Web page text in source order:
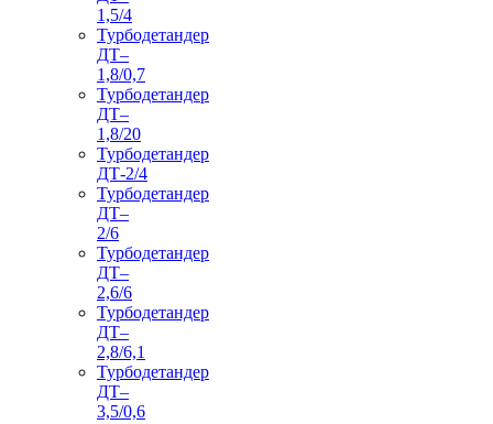
1,5/4
Турбодетандер
ДТ–
1,8/0,7
Турбодетандер
ДТ–
1,8/20
Турбодетандер
ДТ-2/4
Турбодетандер
ДТ–
2/6
Турбодетандер
ДТ–
2,6/6
Турбодетандер
ДТ–
2,8/6,1
Турбодетандер
ДТ–
3,5/0,6